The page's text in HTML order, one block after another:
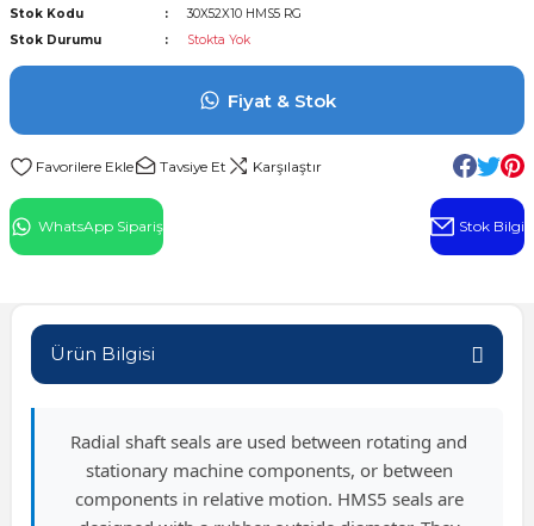
Rulman
Stok Kodu
30X52X10 HMS5 RG
Stok Durumu
Stokta Yok
Fiyat & Stok
Tavsiye Et Karşılaştır
WhatsApp Sipariş Stok Bilgi
Ürün Bilgisi
Radial shaft seals are used between rotating and
stationary machine components, or between
components in relative motion. HMS5 seals are